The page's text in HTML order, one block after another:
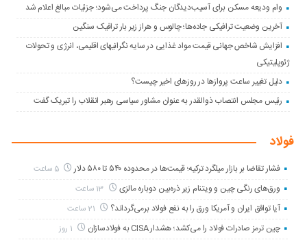
وام ودیعه مسکن برای آسیب‌دیدگان جنگ پرداخت می‌شود؛ جزئیات مبالغ اعلام شد
آخرین وضعیت ترافیکی جاده‌ها؛ چالوس و هراز زیر بار ترافیک سنگین
افزایش شاخص جهانی قیمت مواد غذایی در سایه نگرانیهای اقلیمی، انرژی و تحولات
ژئوپلیتیکی
دلیل تغییر ساعت پروازها در روزهای اخیر چیست؟
رئیس مجلس انتصاب ذوالقدر به عنوان مشاور سیاسی رهبر انقلاب را تبریک گفت
فولاد
فشار تقاضا بر بازار میلگرد ترکیه؛ قیمت‌ها در محدوده ۵۴۰ تا ۵۸۰ دلار 5 ساعت
ورق‌های رنگی چین و ویتنام زیر ذره‌بین دوباره مالزی
آیا توافق ایران و آمریکا ورق را به نفع فولاد برمی‌گرداند؟
چین ترمز صادرات فولاد را می‌کشد؛ هشدار CISA به فولادسازان